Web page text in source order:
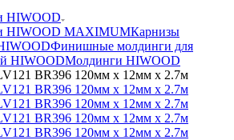
HIWOOD
HIWOOD MAXIMUMКарнизы
Финишные молдинги для
HIWOODМолдинги HIWOOD
BR396 120мм х 12мм х 2.7м